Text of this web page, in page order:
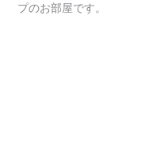
プのお部屋です。